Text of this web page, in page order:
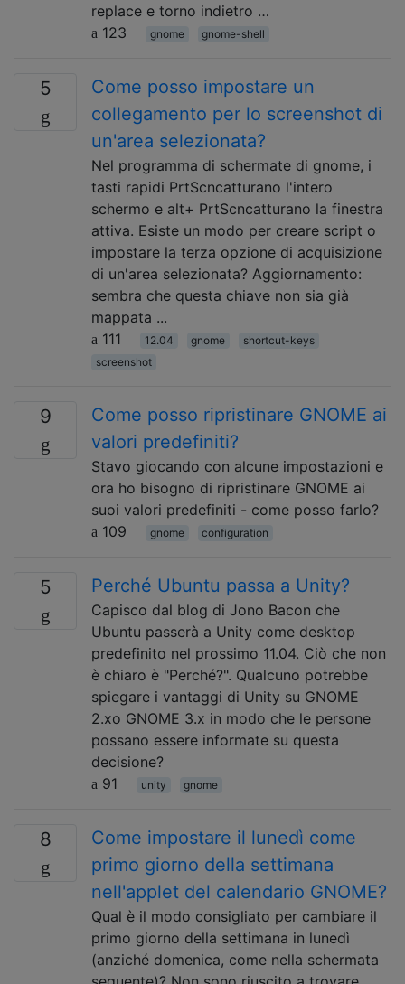
replace e torno indietro …
123
gnome gnome-shell
5
Come posso impostare un
collegamento per lo screenshot di
un'area selezionata?
Nel programma di schermate di gnome, i
tasti rapidi PrtScncatturano l'intero
schermo e alt+ PrtScncatturano la finestra
attiva. Esiste un modo per creare script o
impostare la terza opzione di acquisizione
di un'area selezionata? Aggiornamento:
sembra che questa chiave non sia già
mappata ...
111
12.04 gnome
shortcut-keys
screenshot
9
Come posso ripristinare GNOME ai
valori predefiniti?
Stavo giocando con alcune impostazioni e
ora ho bisogno di ripristinare GNOME ai
suoi valori predefiniti - come posso farlo?
109
gnome configuration
5 Perché Ubuntu passa a Unity?
Capisco dal blog di Jono Bacon che
Ubuntu passerà a Unity come desktop
predefinito nel prossimo 11.04. Ciò che non
è chiaro è "Perché?". Qualcuno potrebbe
spiegare i vantaggi di Unity su GNOME
2.xo GNOME 3.x in modo che le persone
possano essere informate su questa
decisione?
91
unity gnome
8
Come impostare il lunedì come
primo giorno della settimana
nell'applet del calendario GNOME?
Qual è il modo consigliato per cambiare il
primo giorno della settimana in lunedì
(anziché domenica, come nella schermata